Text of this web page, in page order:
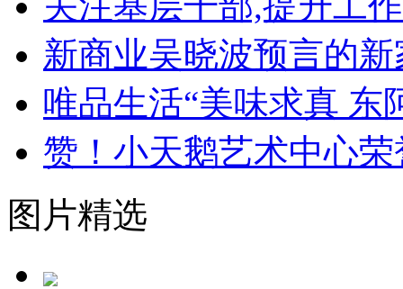
新商业吴晓波预言的
唯品生活“美味求真 东
赞！小天鹅艺术中心
图片精选